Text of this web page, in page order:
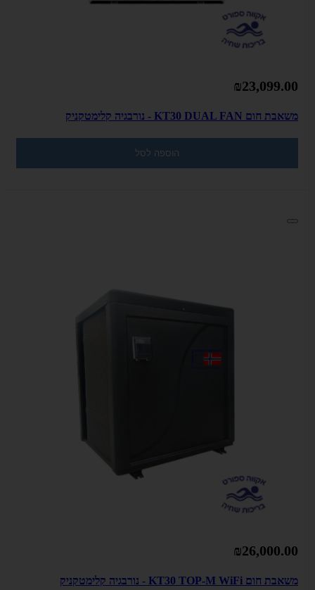
₪23,099.00
משאבת חום KT30 DUAL FAN - נורבגיה קלימטקניק
הוספה לסל
₪26,000.00
משאבת חום KT30 TOP-M WiFi - נורבגיה קלימטקניק